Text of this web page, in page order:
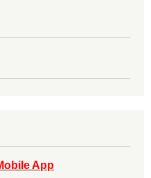
Mobile App